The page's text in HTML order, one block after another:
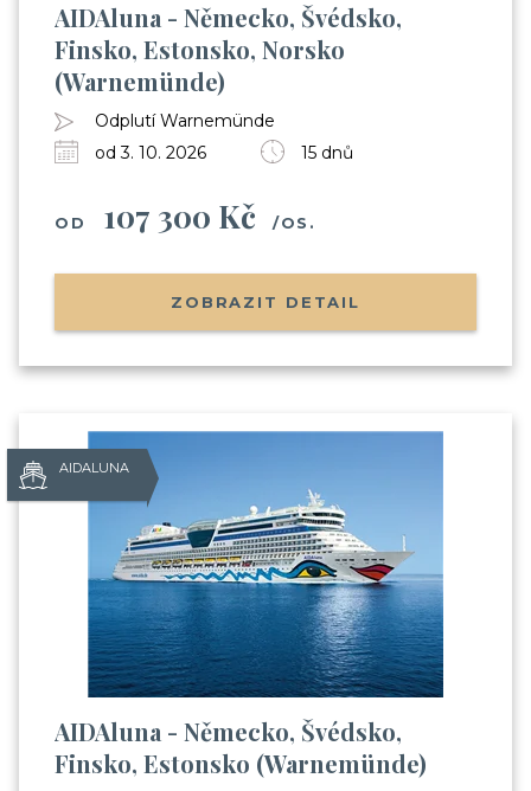
AIDAluna - Německo, Švédsko,
Finsko, Estonsko, Norsko
(Warnemünde)
Odplutí Warnemünde
od 3. 10. 2026
15 dnů
OD 107 300 Kč /OS.
ZOBRAZIT DETAIL
AIDALUNA
AIDAluna - Německo, Švédsko,
Finsko, Estonsko (Warnemünde)